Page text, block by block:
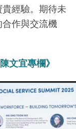
經驗。期待未
作與交流機
文宜專欄》